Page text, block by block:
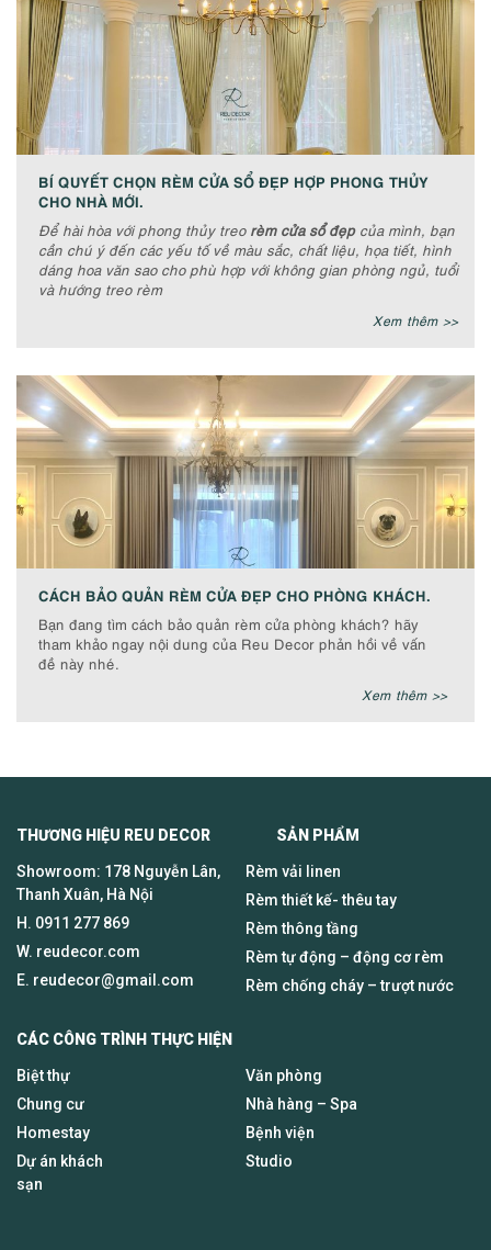
BÍ QUYẾT CHỌN RÈM CỬA SỔ ĐẸP HỢP PHONG THỦY
CHO NHÀ MỚI.
Để hài hòa với phong thủy treo rèm cửa sổ đẹpcủa mình, bạn
cần chú ý đến các yếu tố về màu sắc, chất liệu, họa tiết, hình
dáng hoa văn sao cho phù hợp với không gian phòng ngủ, tuổi
và hướng treo rèm
Xem thêm >>
CÁCH BẢO QUẢN RÈM CỬA ĐẸP CHO PHÒNG KHÁCH.
Bạn đang tìm cách bảo quản rèm cửa phòng khách? hãy
tham khảo ngay nội dung của Reu Decor phản hồi về vấn
đề này nhé.
Xem thêm >>
THƯƠNG HIỆU REU DECOR SẢN PHẨM
Showroom: 178 Nguyễn Lân,
Thanh Xuân, Hà Nội
H. 0911 277 869
W. reudecor.com
E. reudecor@gmail.com
Rèm vải linen
Rèm thiết kế- thêu tay
Rèm thông tầng
Rèm tự động – động cơ rèm
Rèm chống cháy – trượt nước
CÁC CÔNG TRÌNH THỰC HIỆN
Biệt thự
Chung cư
Homestay
Dự án khách
sạn
Văn phòng
Nhà hàng – Spa
Bệnh viện
Studio